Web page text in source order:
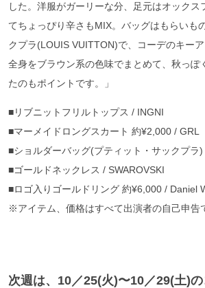
した。洋服がガーリーな分、足元はオックス
てちょっぴり辛さもMIX。バッグはもらいも
クプラ(LOUIS VUITTON)で、コーデのキー
全身をブラウン系の色味でまとめて、秋っぽ
たのもポイントです。」
■リブニットフリルトップス / INGNI
■マーメイドロングスカート 約¥2,000 / GRL
■ショルダーバッグ(プティット・サックプラ
■ゴールドネックレス / SWAROVSKI
■ロゴ入りゴールドリング 約¥6,000 / Daniel
※アイテム、価格はすべて出演者の自己申告
次週は、10／25(火)〜10／29(土)